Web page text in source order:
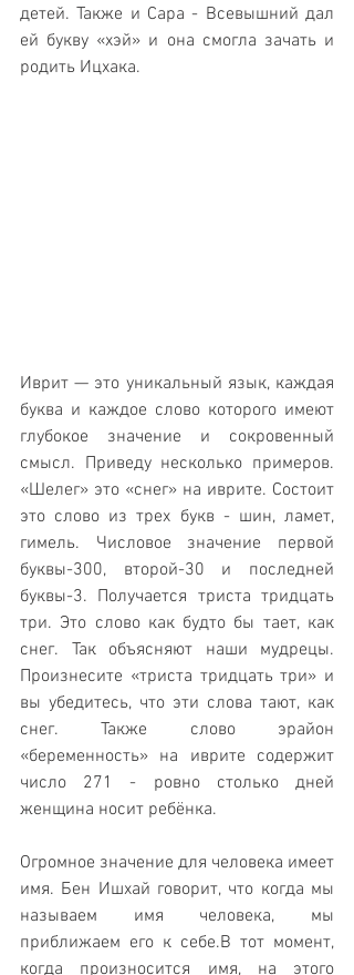
детей. Также и Сара - Всевышний дал
ей букву «хэй» и она смогла зачать и
родить Ицхака.
Иврит — это уникальный язык, каждая
буква и каждое слово которого имеют
глубокое значение и сокровенный
смысл. Приведу несколько примеров.
«Шелег» это «снег» на иврите. Состоит
это слово из трех букв - шин, ламет,
гимель. Числовое значение первой
буквы-300, второй-30 и последней
буквы-3. Получается триста тридцать
три. Это слово как будто бы тает, как
снег. Так объясняют наши мудрецы.
Произнесите «триста тридцать три» и
вы убедитесь, что эти слова тают, как
снег. Также слово эрайон
«беременность» на иврите содержит
число 271 - ровно столько дней
женщина носит ребёнка.
Огромное значение для человека имеет
имя. Бен Ишхай говорит, что когда мы
называем имя человека, мы
приближаем его к себе.В тот момент,
когда произносится имя, на этого